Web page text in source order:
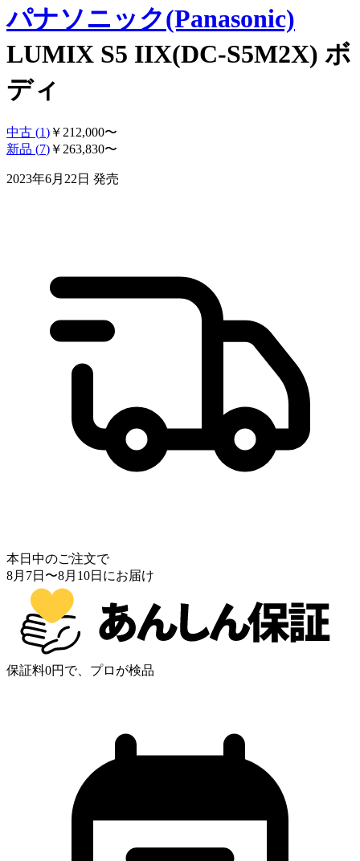
パナソニック(Panasonic)
LUMIX S5 IIX(DC-S5M2X) ボ
ディ
中古 (1) ￥ 212,000〜
新品 (7) ￥ 263,830〜
2023年6月22日 発売
本日中のご注文で
8月7日 〜8月10日 にお届け
保証料0円で、プロが検品